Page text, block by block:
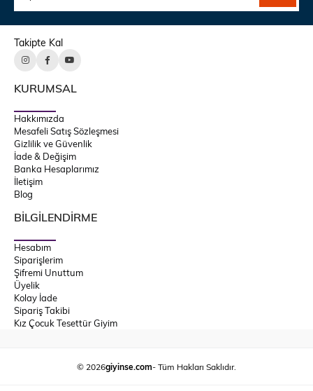
Takipte Kal
KURUMSAL
Hakkımızda
Mesafeli Satış Sözleşmesi
Gizlilik ve Güvenlik
İade & Değişim
Banka Hesaplarımız
İletişim
Blog
BİLGİLENDİRME
Hesabım
Siparişlerim
Şifremi Unuttum
Üyelik
Kolay İade
Sipariş Takibi
Kız Çocuk Tesettür Giyim
© 2026giyinse.com- Tüm Hakları Saklıdır.